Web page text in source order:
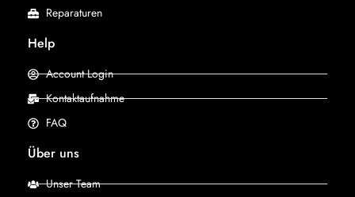
Reparaturen
Help
Account Login
Kontaktaufnahme
FAQ
Über uns
Unser Team